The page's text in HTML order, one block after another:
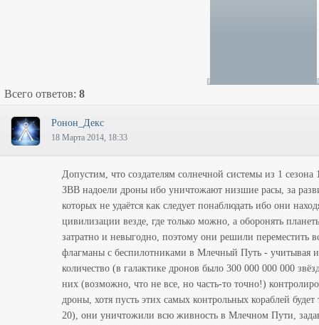
Всего ответов: 8
Ронон_Декс
18 Марта 2014, 18:33
Допустим, что создателям солнечной системы из 1 сезона
ЗВВ надоели дроны ибо уничтожают низшие расы, за
которых не удаётся как следует понаблюдать ибо они
цивилизации везде, где только можно, а оборонять
затратно и невыгодно, поэтому они решили переместить
флагманы с беспилотниками в Млечный Путь - учитывая
количество (в галактике дронов было 300 000 000 000
них (возможно, что не все, но часть-то точно!)
дроны, хотя пусть этих самых контрольных кораблей будет
20), они уничтожили всю живность в Млечном Пути,